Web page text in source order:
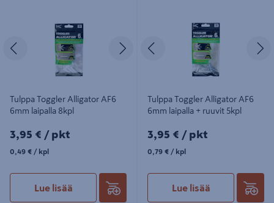
Edellinen Seuraava
Tulppa Toggler Alligator AF6
6mm laipalla 8kpl
3,95€/pkt
3,95 € / pkt
0,49€/kpl
0,49 € / kpl
Lue lisää
Edellinen
Tulppa Toggler Alligator AF6
6mm laipalla + ruuvit 5kpl
3,95€/pkt
3,95 € / pkt
0,79€/kpl
0,79 € / kpl
Lue lisää